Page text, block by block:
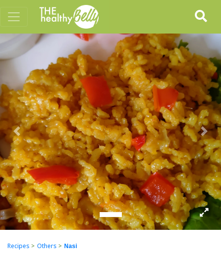
Previous Next
Recipes > Others > Nasi